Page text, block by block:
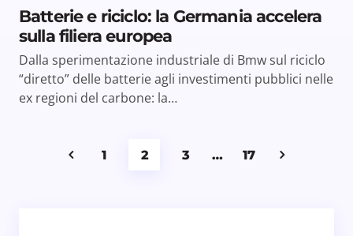
Batterie e riciclo: la Germania accelera
sulla filiera europea
Dalla sperimentazione industriale di Bmw sul riciclo
“diretto” delle batterie agli investimenti pubblici nelle
ex regioni del carbone: la…
1 2 3 … 17